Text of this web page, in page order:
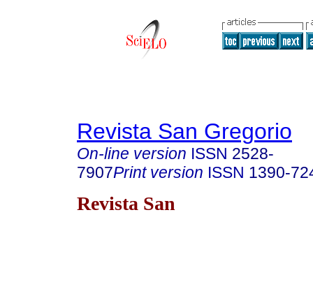
Revista San Gregorio
On-line version ISSN 2528-
7907Print version ISSN 1390-
Revista San